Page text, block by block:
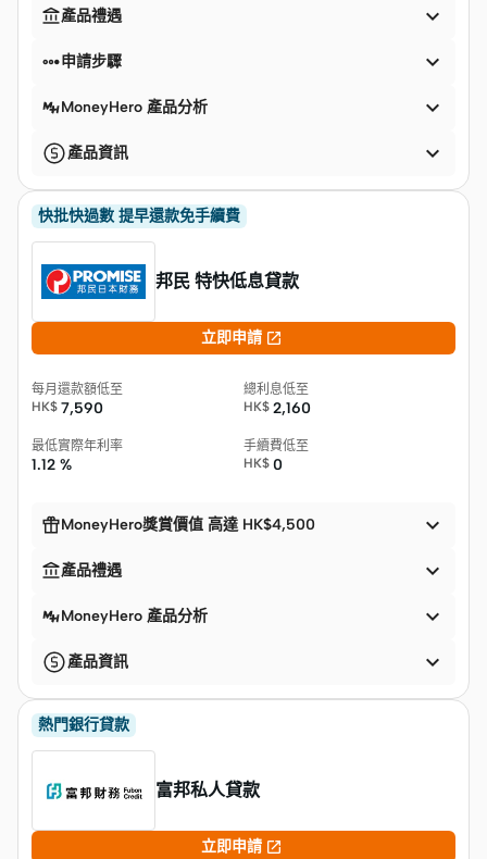
產品禮遇 
申請步驟 
MoneyHero 產品分析 
產品資訊 
快批快過數 提早還款免手續費
邦民 特快低息貸款
立即申請 
每月還款額低至
HK$ 7,590
總利息低至
HK$ 2,160
最低實際年利率
1.12 %
手續費低至
HK$ 0
MoneyHero獎賞價值 高達 HK$4,500 
產品禮遇 
MoneyHero 產品分析 
產品資訊 
熱門銀行貸款
富邦私人貸款
立即申請 